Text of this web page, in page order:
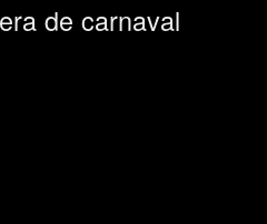
de carnaval